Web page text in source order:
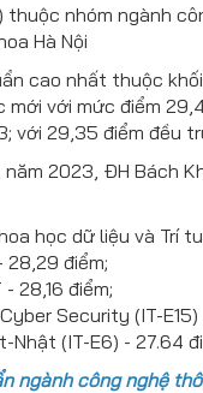
thuộc nhóm ngành
Hà Nội
cao nhất thuộc
với mức điểm
với 29,35 điểm đều
năm 2023, ĐH Bách
học dữ liệu và Trí
điểm;
28,16 điểm;
Security (IT-
(IT-E6) - 27.64
ngành công nghệ